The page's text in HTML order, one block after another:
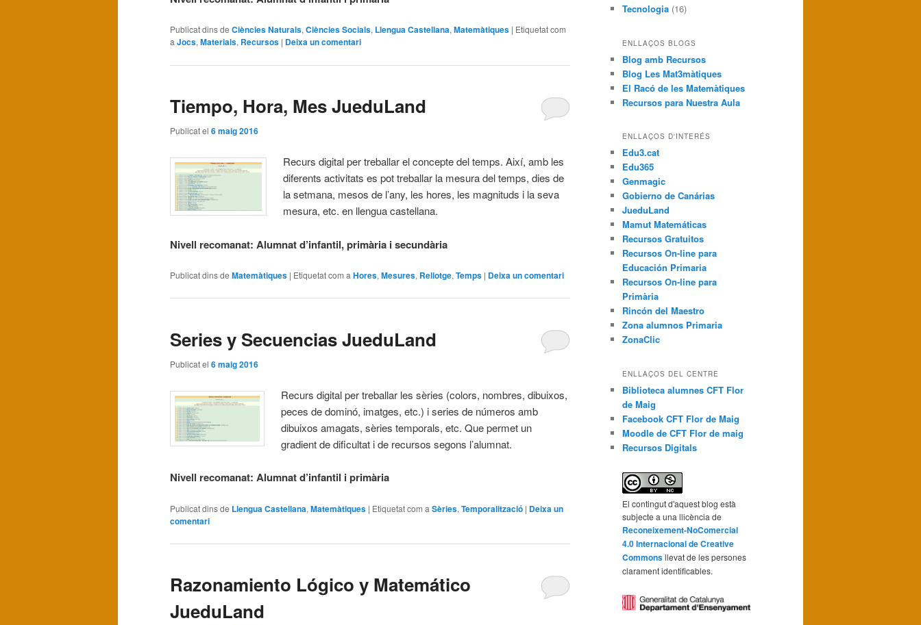
Publicat dins de Ciències Naturals, Ciències Socials, Llengua Castellana, Matemàtiques | Etiquetat com
a Jocs, Materials, Recursos | Deixa un comentari
Tiempo, Hora, Mes JueduLand
Publicat el 6 maig 2016
Recurs digital per treballar el concepte del temps. Així, amb les
diferents activitats es pot treballar la mesura del temps, dies de
la setmana, mesos de l’any, les hores, les magnituds i la seva
mesura, etc. en llengua castellana.
Nivell recomanat: Alumnat d’infantil, primària i secundària
Publicat dins de Matemàtiques | Etiquetat com a Hores, Mesures, Rellotge, Temps | Deixa un comentari
Series y Secuencias JueduLand
Publicat el 6 maig 2016
Recurs digital per treballar les sèries (colors, nombres, dibuixos,
peces de dominó, imatges, etc.) i series de números amb
dibuixos amagats, sèries temporals, etc. Que permet un
gradient de dificultat i de recursos segons l’alumnat.
Nivell recomanat: Alumnat d’infantil i primària
Publicat dins de Llengua Castellana, Matemàtiques | Etiquetat com a Sèries, Temporalització | Deixa un
comentari
Razonamiento Lógico y Matemático
JueduLand
Tecnologia (16)
ENLLAÇOS BLOGS
Blog amb Recursos
Blog Les Mat3màtiques
El Racó de les Matemàtiques
Recursos para Nuestra Aula
ENLLAÇOS D'INTERÉS
Edu3.cat
Edu365
Genmagic
Gobierno de Canárias
JueduLand
Mamut Matemáticas
Recursos Gratuitos
Recursos On-line para
Educación Primaria
Recursos On-line para
Primària
Rincón del Maestro
Zona alumnos Primaria
ZonaClic
ENLLAÇOS DEL CENTRE
Biblioteca alumnes CFT Flor
de Maig
Facebook CFT Flor de Maig
Moodle de CFT Flor de maig
Recursos Digitals
El contingut d'aquest blog està
subjecte a una llicència de
Reconeixement-NoComercial
4.0 Internacional de Creative
Commonsllevat de les persones
clarament identificables.